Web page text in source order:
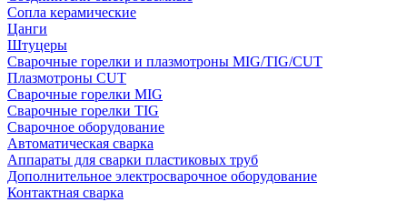
Сопла керамические
Цанги
Штуцеры
Сварочные горелки и плазмотроны MIG/TIG/CUT
Плазмотроны CUT
Сварочные горелки MIG
Сварочные горелки TIG
Сварочное оборудование
Автоматическая сварка
Аппараты для сварки пластиковых труб
Дополнительное электросварочное оборудование
Контактная сварка